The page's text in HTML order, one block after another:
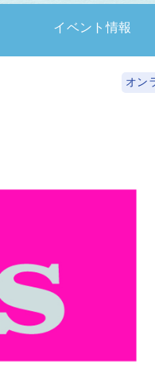
イベント情報
オン